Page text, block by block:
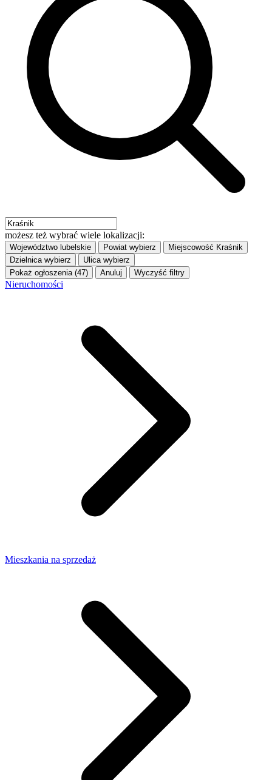
możesz też wybrać wiele lokalizacji:
Województwo lubelskie Powiat wybierz Miejscowość Kraśnik
Dzielnica wybierz Ulica wybierz
Pokaż ogłoszenia (47)
Anuluj Wyczyść filtry
Nieruchomości
Mieszkania na sprzedaż